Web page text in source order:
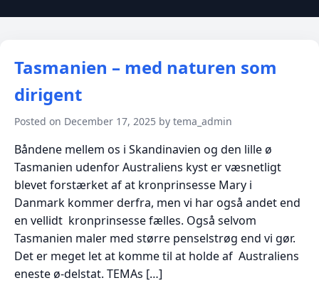
Tasmanien – med naturen som
dirigent
Posted on December 17, 2025 by tema_admin
Båndene mellem os i Skandinavien og den lille ø
Tasmanien udenfor Australiens kyst er væsnetligt
blevet forstærket af at kronprinsesse Mary i
Danmark kommer derfra, men vi har også andet end
en vellidt kronprinsesse fælles. Også selvom
Tasmanien maler med større penselstrøg end vi gør.
Det er meget let at komme til at holde af Australiens
eneste ø-delstat. TEMAs […]